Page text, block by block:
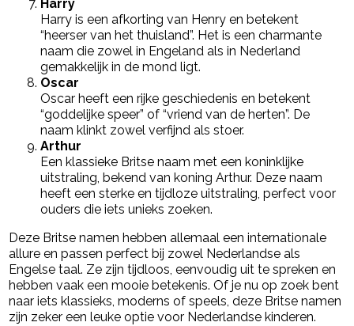
Harry
Harry is een afkorting van Henry en betekent
“heerser van het thuisland”. Het is een charmante
naam die zowel in Engeland als in Nederland
gemakkelijk in de mond ligt.
Oscar
Oscar heeft een rijke geschiedenis en betekent
“goddelijke speer” of “vriend van de herten”. De
naam klinkt zowel verfijnd als stoer.
Arthur
Een klassieke Britse naam met een koninklijke
uitstraling, bekend van koning Arthur. Deze naam
heeft een sterke en tijdloze uitstraling, perfect voor
ouders die iets unieks zoeken.
Deze Britse namen hebben allemaal een internationale
allure en passen perfect bij zowel Nederlandse als
Engelse taal. Ze zijn tijdloos, eenvoudig uit te spreken en
hebben vaak een mooie betekenis. Of je nu op zoek bent
naar iets klassieks, moderns of speels, deze Britse namen
zijn zeker een leuke optie voor Nederlandse kinderen.